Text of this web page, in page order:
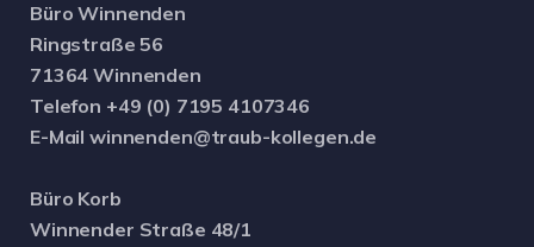
Büro Winnenden
Ringstraße 56
71364 Winnenden
Telefon +49 (0) 7195 4107346
E-Mail winnenden@traub-kollegen.de
Büro Korb
Winnender Straße 48/1